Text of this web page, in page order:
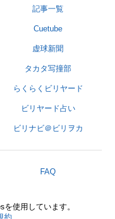
記事一覧
Cuetube
虚球新聞
タカタ写撞部
らくらくビリヤード
ビリヤード占い
ビリナビ＠ビリヲカ
FAQ
使用しています。
約